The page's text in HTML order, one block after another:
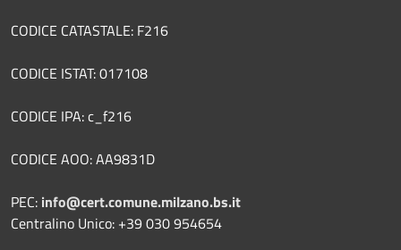
CODICE CATASTALE: F216
CODICE ISTAT: 017108
CODICE IPA: c_f216
CODICE AOO: AA9831D
PEC: info@cert.comune.milzano.bs.it
Centralino Unico: +39 030 954654